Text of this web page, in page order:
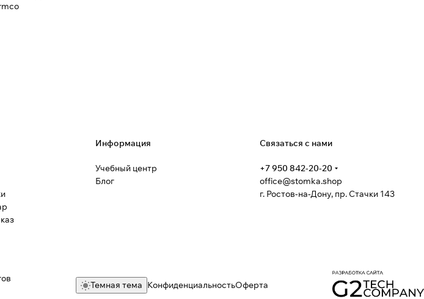
Информация
Учебный центр
Блог
Связаться с нами
+7 950 842-20-20
office@stomka.shop
г. Ростов-на-Дону, пр. Стачки 143
Темная тема КонфиденциальностьОферта